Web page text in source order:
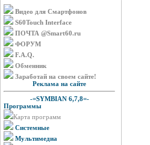
Видео для Смартфонов
S60Touch Interface
ПОЧТА @Smart60.ru
ФОРУМ
F.A.Q.
Обменник
Заработай на своем сайте!
Реклама на сайте
-=SYMBIAN 6,7,8=-
Программы
Карта программ
Системные
Мультимедиа